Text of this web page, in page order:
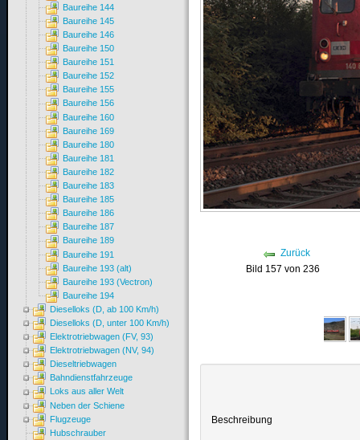
Zurück
Bild 157 von 236
Beschreibung
Baureihe 144
Baureihe 145
Baureihe 146
Baureihe 150
Baureihe 151
Baureihe 152
Baureihe 155
Baureihe 156
Baureihe 160
Baureihe 169
Baureihe 180
Baureihe 181
Baureihe 182
Baureihe 183
Baureihe 185
Baureihe 186
Baureihe 187
Baureihe 189
Baureihe 191
Baureihe 193 (alt)
Baureihe 193 (Vectron)
Baureihe 194
Dieselloks (D, ab 100 Km/h)
Dieselloks (D, unter 100 Km/h)
Elektrotriebwagen (FV, 93)
Elektrotriebwagen (NV, 94)
Dieseltriebwagen
Bahndienstfahrzeuge
Loks aus aller Welt
Neben der Schiene
Flugzeuge
Hubschrauber